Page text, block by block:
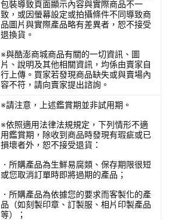
包裝導致頁面顯示內容與實際商品不一
致，或因螢幕設定或拍攝條件不同導致商
品圖片與實際產品略有差異者，恕不接受
退換貨。
※與酷澎商城商品有關的一切資訊、圖
片、說明及其他相關資訊，均係由賣家自
行上傳。買家若發現商品缺失或與賣場內
容不符，請向賣家提出諮詢。
※請注意，上述鑑賞期並非試用期。
※依照適用法律法規規定，下列情形不適
用鑑賞期，除收到商品時發現有瑕疵或已
損壞者外，恕不接受退貨：
．所購產品為生鮮易腐類、保存期限很短
或您取消訂單時即將過期的產品；
．所購產品為依據您的要求而客製化的產
品（如刻製印章、訂製服、相片印製產品
等）；